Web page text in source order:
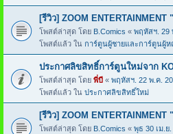
[รีวิว] ZOOM
โพสต์ล่าสุด โดย B.Comics « พฤหัสฯ. 29
โพสต์แล้ว ใน การ์ตูนผู้ชายและการ์ตูนผู้ห
ประกาศลิขสิทธิ์การ์ตูนใหม่จาก
โพสต์ล่าสุด โดย พี่บี « พฤหัสฯ. 22 พ.ค.
โพสต์แล้ว ใน ประกาศลิขสิทธิ์ใหม่
[รีวิว] ZOOM
โพสต์ล่าสุด โดย B.Comics « พุธ 30 เม.ย